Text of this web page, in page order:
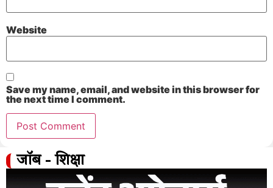
Website
Save my name, email, and website in this browser for
the next time I comment.
जॉब - शिक्षा